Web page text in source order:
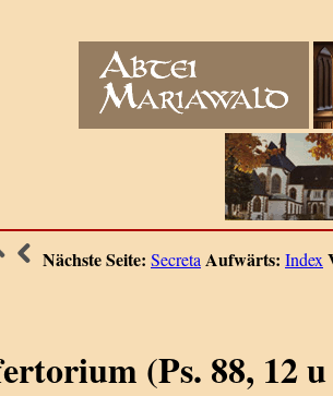
Nächste Seite: Secreta Aufwärts: Index
(Ps. 88, 12